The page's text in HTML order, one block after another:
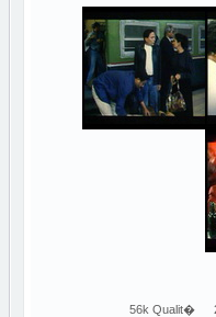
56k Qualit�